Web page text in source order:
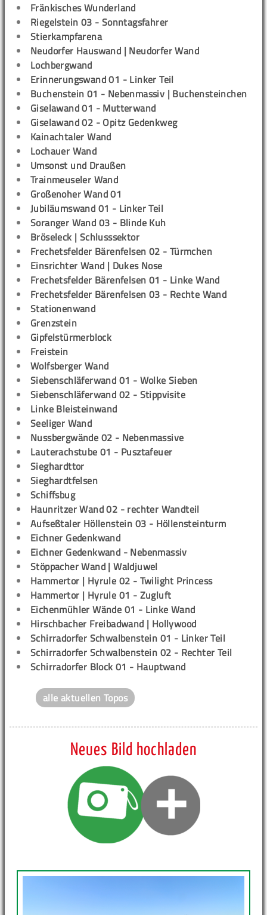
Fränkisches Wunderland
Riegelstein 03 - Sonntagsfahrer
Stierkampfarena
Neudorfer Hauswand | Neudorfer Wand
Lochbergwand
Erinnerungswand 01 - Linker Teil
Buchenstein 01 - Nebenmassiv | Buchensteinchen
Giselawand 01 - Mutterwand
Giselawand 02 - Opitz Gedenkweg
Kainachtaler Wand
Lochauer Wand
Umsonst und Draußen
Trainmeuseler Wand
Großenoher Wand 01
Jubiläumswand 01 - Linker Teil
Soranger Wand 03 - Blinde Kuh
Bröseleck | Schlusssektor
Frechetsfelder Bärenfelsen 02 - Türmchen
Einsrichter Wand | Dukes Nose
Frechetsfelder Bärenfelsen 01 - Linke Wand
Frechetsfelder Bärenfelsen 03 - Rechte Wand
Stationenwand
Grenzstein
Gipfelstürmerblock
Freistein
Wolfsberger Wand
Siebenschläferwand 01 - Wolke Sieben
Siebenschläferwand 02 - Stippvisite
Linke Bleisteinwand
Seeliger Wand
Nussbergwände 02 - Nebenmassive
Lauterachstube 01 - Pusztafeuer
Sieghardttor
Sieghardtfelsen
Schiffsbug
Haunritzer Wand 02 - rechter Wandteil
Aufseßtaler Höllenstein 03 - Höllensteinturm
Eichner Gedenkwand
Eichner Gedenkwand - Nebenmassiv
Stöppacher Wand | Waldjuwel
Hammertor | Hyrule 02 - Twilight Princess
Hammertor | Hyrule 01 - Zugluft
Eichenmühler Wände 01 - Linke Wand
Hirschbacher Freibadwand | Hollywood
Schirradorfer Schwalbenstein 01 - Linker Teil
Schirradorfer Schwalbenstein 02 - Rechter Teil
Schirradorfer Block 01 - Hauptwand
alle aktuellen Topos
Neues Bild hochladen